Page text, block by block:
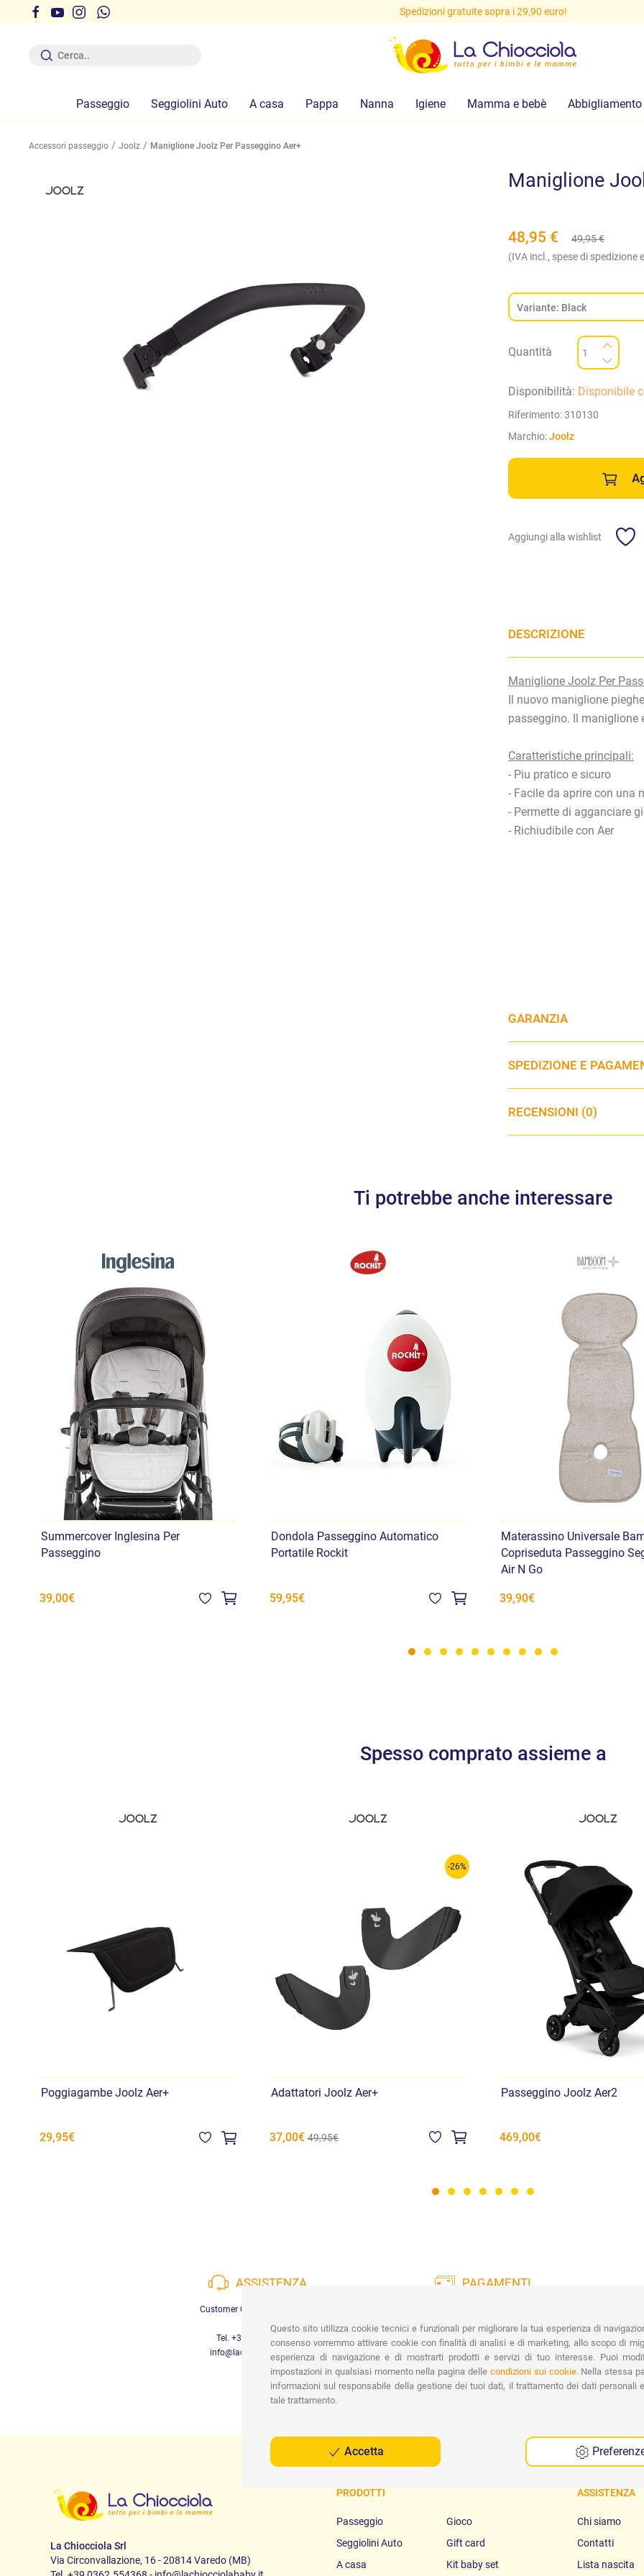
ferie dal 12 al 19 Agosto compresi Spedizioni gratuite sopra i 29,90 euro!
Passeggio Seggiolini Auto A casa Pappa Nanna Igiene Mamma e bebè Abbigliamento
Accessori passeggio Joolz Maniglione Joolz Per Passeggino Aer+
Maniglione
48,95 € 49,95€
(IVA incl., spese di spedizione
Quantità
Disponibilità: Disponibile
Riferimento:310130
Marchio:Joolz
Aggiungi alla wishlist
DESCRIZIONE
Maniglione Joolz Per
Il nuovo maniglione
passeggino. Il maniglione
Caratteristiche principali:
- Piu pratico e sicuro
- Facile da aprire con una
- Permette di agganciare
- Richiudibile con Aer
GARANZIA
SPEDIZIONE E
RECENSIONI (0)
Ti potrebbe anche interessare
Summercover Inglesina Per
Passeggino
39,00€
Dondola Passeggino Automatico
Portatile Rockit
59,95€
Materassino Universale
Copriseduta Passeggino
Air N Go
39,90€
Spesso comprato assieme a
Poggiagambe Joolz Aer+
29,95€
-26%
Adattatori Joolz Aer+
37,00€ 49,95€
Passeggino Joolz Aer2
469,00€
ASSISTENZA
Customer Care a disposizione
Tel. +39 3452280233
info@lachiocciolababy.it
PAGAMENTI
Carte di Credito, Bonifico, PayPal e
Contrassegno.
La Chiocciola Srl
Via Circonvallazione, 16 - 20814 Varedo (MB)
PRODOTTI
Passeggio
Seggiolini Auto
A casa
Gioco
Gift card
Kit baby set
ASSISTENZA
Chi siamo
Contatti
Lista nascita
Questo sito utilizza cookie tecnici e funzionali per migliorare la tua esperienza di
consenso vorremmo attivare cookie con finalità di analisi e di marketing, allo scopo di
esperienza di navigazione e di mostrarti prodotti e servizi di tuo interesse. Puoi
impostazioni in qualsiasi momento nella pagina delle condizioni sui cookie.Nella stessa
informazioni sul responsabile della gestione dei tuoi dati, il trattamento dei dati personali
tale trattamento.
Accetta